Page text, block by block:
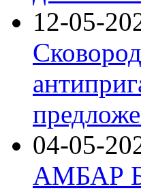
12-05-
04-05-
АМБАР